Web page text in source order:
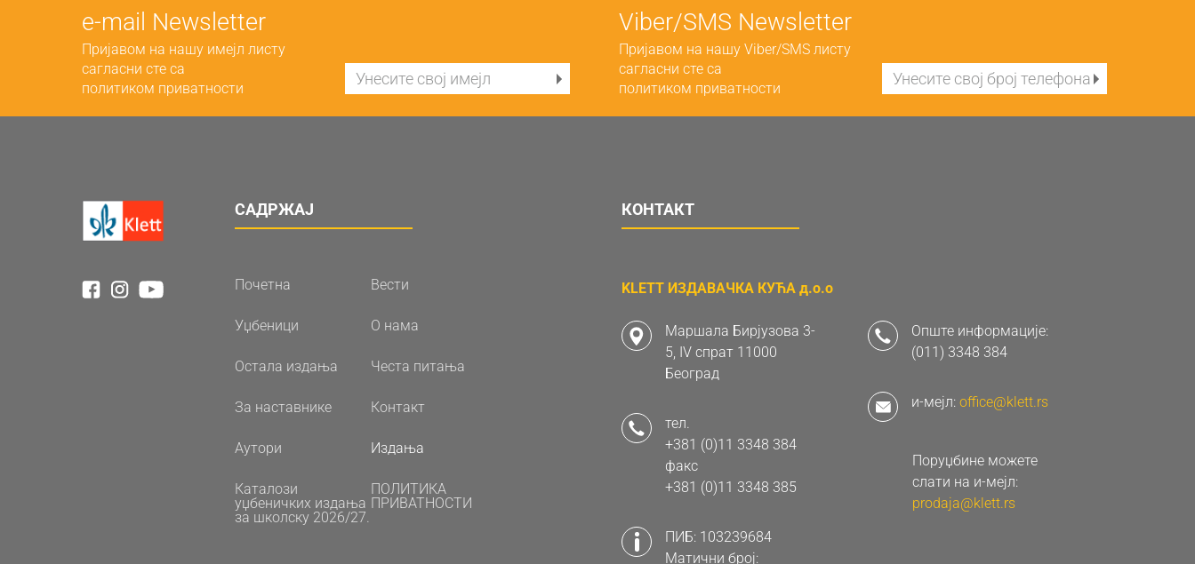
е-mail Newsletter
Пријавом на нашу имејл листу
сагласни сте са
политиком приватности
Viber/SMS Newsletter
Пријавом на нашу Viber/SMS листу
сагласни сте са
политиком приватности
САДРЖАЈ
Почетна Вести
Уџбеници О нама
Остала издања Честа питања
За наставнике Контакт
Аутори Издања
Каталози
уџбеничких издања
за школску 2026/27.
ПОЛИТИКА
ПРИВАТНОСТИ
КОНТАКТ
KLETT ИЗДАВАЧКА КУЋА д.о.о
Маршала Бирјузова 3-
5, IV спрат 11000
Београд
тел.
+381 (0)11 3348 384
факс
+381 (0)11 3348 385
ПИБ: 103239684
Матични број:
Опште информације:
(011) 3348 384
и-мејл: office@klett.rs
Поруџбине можете
слати на и-мејл:
prodaja@klett.rs